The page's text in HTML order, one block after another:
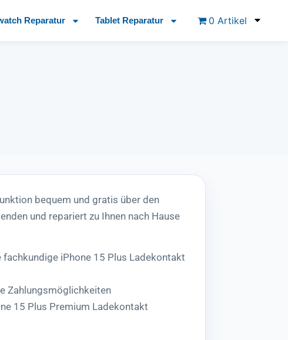
Reparatur Tablet Reparatur 0 Artikel
bequem und gratis über den
und repariert zu Ihnen nach Hause
iPhone 15 Plus Ladekontakt
Zahlungsmöglichkeiten
15 Plus Premium Ladekontakt